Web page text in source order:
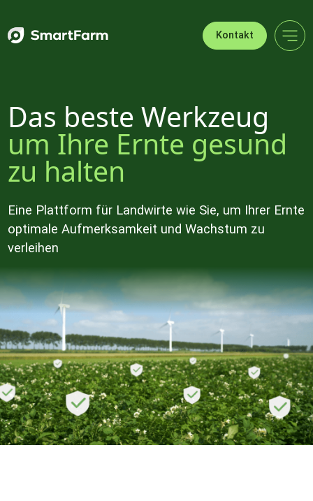
Kontakt
Das beste Werkzeug
um Ihre Ernte gesund
zu halten
Eine Plattform für Landwirte wie Sie, um Ihrer Ernte
optimale Aufmerksamkeit und Wachstum zu
verleihen